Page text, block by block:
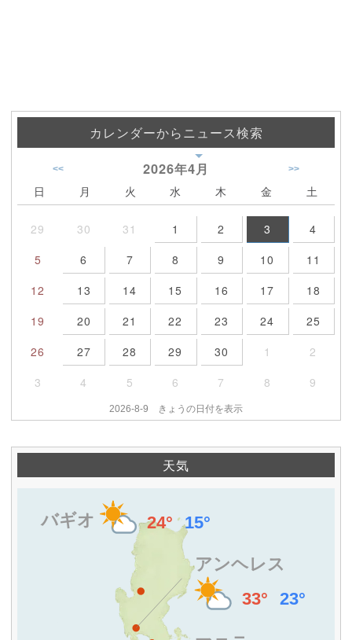
カレンダーからニュース検索
2026年4月
<< >>
日 月 火 水 木 金 土
29 30 31 1 2 3
4
5
6 7 8 9 10
11
12
13 14 15 16 17
18
19
20 21 22 23 24
25
26
27 28 29 30 1
2
3
4 5 6 7 8 9
2026-8-9 きょうの日付を表示
天気